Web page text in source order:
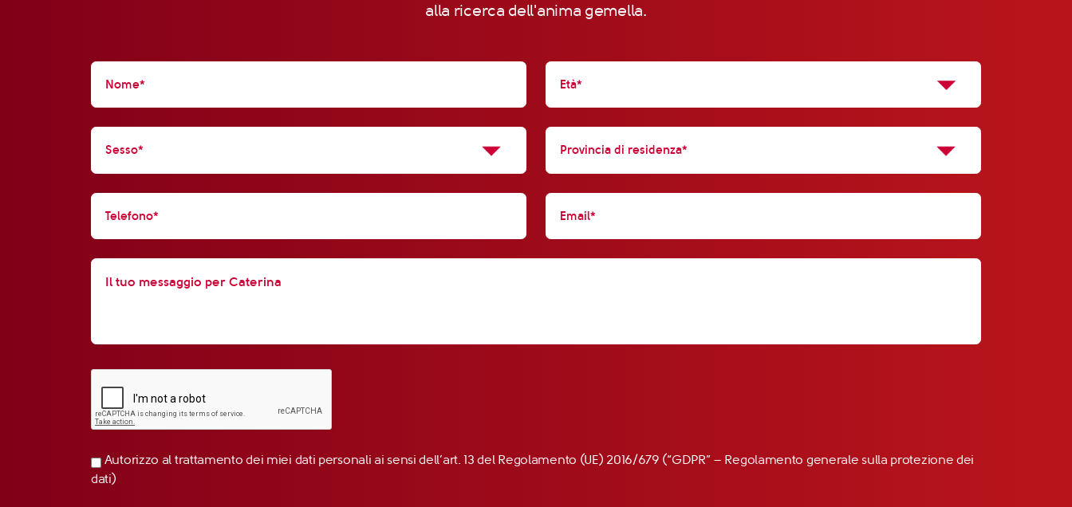
alla ricerca dell'anima gemella.
Autorizzo al trattamento dei miei dati personali ai sensi dell’art. 13 del Regolamento (UE) 2016/679 (“GDPR” – Regolamento generale sulla protezione dei
dati)